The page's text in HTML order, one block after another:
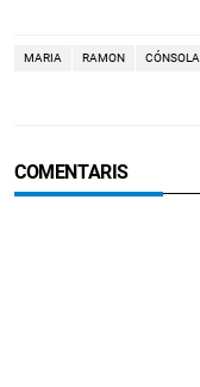
MARIA RAMON CÓNSOLA
COMENTARIS